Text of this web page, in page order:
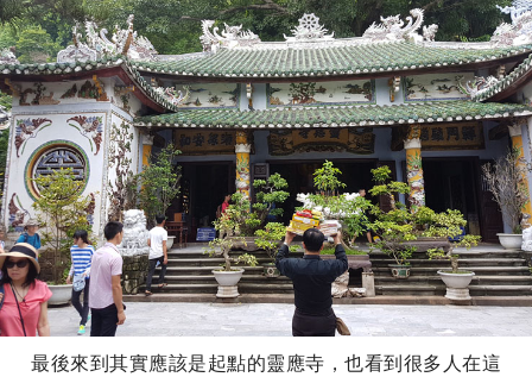
最後來到其實應該是起點的靈應寺，也看到很多人在這